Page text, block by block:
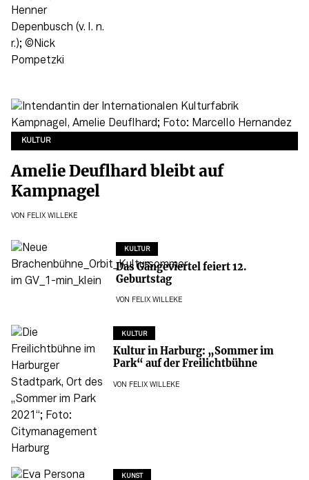
KULTUR
Amelie Deuflhard bleibt auf
Kampnagel
VON FELIX WILLEKE
KULTUR
Das Gängeviertel feiert 12.
Geburtstag
VON FELIX WILLEKE
KULTUR
Kultur in Harburg: „Sommer im
Park“ auf der Freilichtbühne
VON FELIX WILLEKE
KUNST